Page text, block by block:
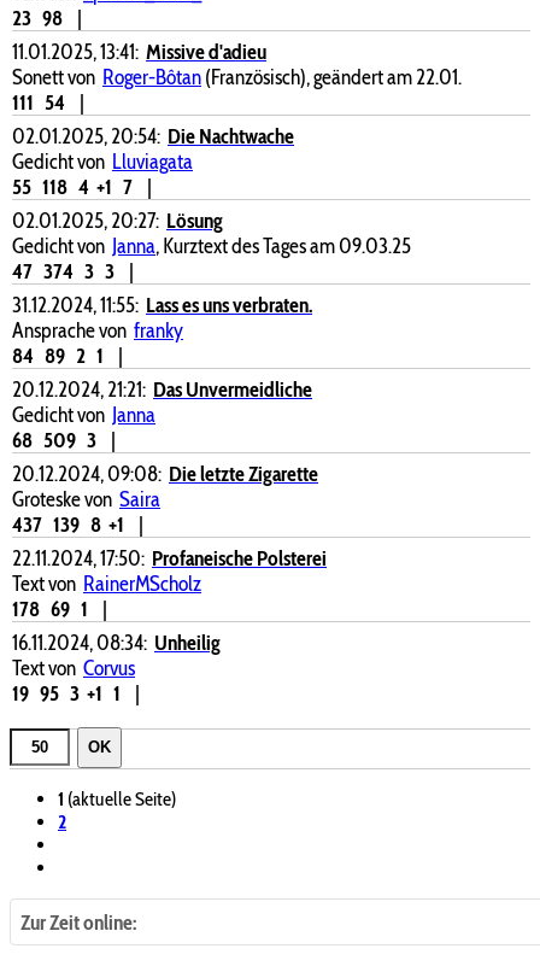
23 98
|
11.01.2025, 13:41: Missive d'adieu
Sonett von Roger-Bôtan(Französisch), geändert am 22.01.
111 54
|
02.01.2025, 20:54: Die Nachtwache
Gedicht von Lluviagata
55 118 4 +1 7
|
02.01.2025, 20:27: Lösung
Gedicht von Janna, Kurztext des Tages am 09.03.25
47 374 3 3
|
31.12.2024, 11:55: Lass es uns verbraten.
Ansprache von franky
84 89 2 1
|
20.12.2024, 21:21: Das Unvermeidliche
Gedicht von Janna
68 509 3
|
20.12.2024, 09:08: Die letzte Zigarette
Groteske von Saira
437 139 8 +1
|
22.11.2024, 17:50: Profaneische Polsterei
Text von RainerMScholz
178 69 1
|
16.11.2024, 08:34: Unheilig
Text von Corvus
19 95 3 +1 1 |
OK
1 (aktuelle Seite)
2
Zur Zeit online: